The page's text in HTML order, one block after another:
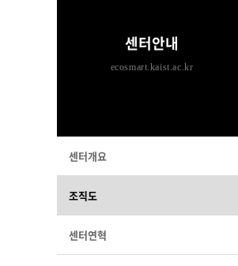
센터안내
ecosmart.kaist.ac.kr
센터개요
조직도
센터연혁